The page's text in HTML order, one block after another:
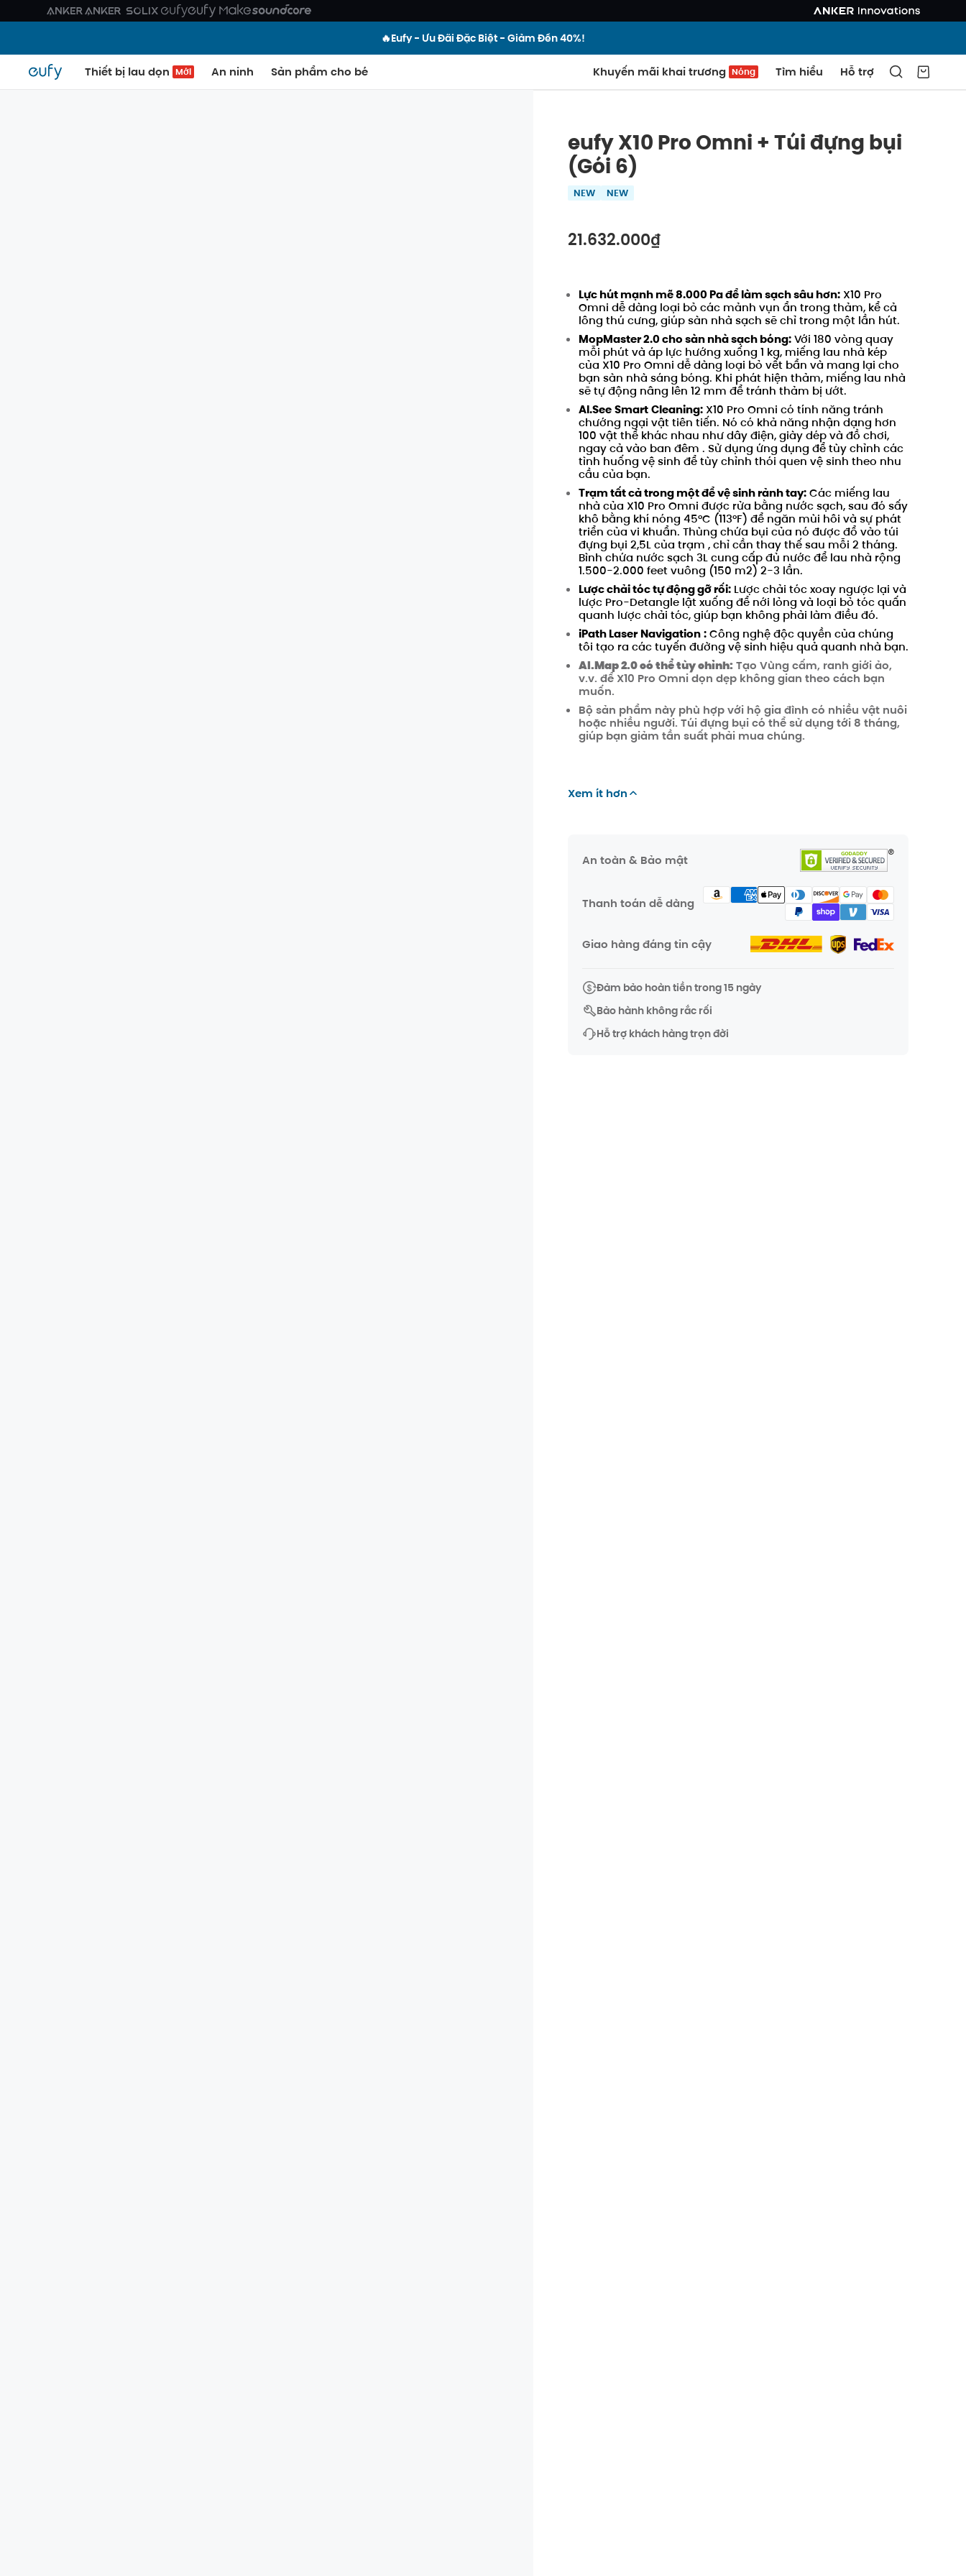
🔥Eufy - Ưu Đãi Đặc Biệt - Giảm Đến 40%!
Thiết bị lau dọn Mới An ninh Sản phẩm cho bé Khuyến mãi khai trương Nóng Tìm hiểu Hỗ trợ
eufy X10 Pro Omni + Túi đựng bụi
(Gói 6)
NEW NEW
21.632.000₫
Tắt
Mã số
SAO CHÉP
Lực hút mạnh mẽ 8.000 Pa để làm sạch sâu hơn: X10 Pro
Omni dễ dàng loại bỏ các mảnh vụn ẩn trong thảm, kể cả
lông thú cưng, giúp sàn nhà sạch sẽ chỉ trong một lần hút.
MopMaster 2.0 cho sàn nhà sạch bóng:Với 180 vòng quay
mỗi phút và áp lực hướng xuống 1 kg, miếng lau nhà kép
của X10 Pro Omni dễ dàng loại bỏ vết bẩn và mang lại cho
bạn sàn nhà sáng bóng. Khi phát hiện thảm, miếng lau nhà
sẽ tự động nâng lên 12 mm để tránh thảm bị ướt.
AI.SeeSmartCleaning: X10 Pro Omni có tính năng tránh
chướng ngại vật tiên tiến. Nó có khả năng nhận dạng hơn
100 vật thể khác nhau như dây điện, giày dép và đồ chơi,
ngay cả vào ban đêm . Sử dụng ứng dụng để tùy chỉnh các
tình huống vệ sinh để tùy chỉnh thói quen vệ sinh theo nhu
cầu của bạn.
Trạm tất cả trong một để vệ sinh rảnh tay:Các miếng lau
nhà của X10 Pro Omni được rửa bằng nước sạch, sau đó sấy
khô bằng khí nóng 45°C (113°F) để ngăn mùi hôi và sự phát
triển của vi khuẩn. Thùng chứa bụi của nó được đổ vào túi
đựng bụi 2,5L của trạm ,chỉ cần thay thế sau mỗi 2 tháng.
Bình chứa nước sạch 3L cung cấp đủ nước để lau nhà rộng
1.500-2.000 feet vuông (150 m2) 2-3 lần.
Lược chải tóc tự động gỡ rối: Lược chải tóc xoay ngược lại và
lược Pro-Detangle lật xuống để nới lỏng và loại bỏ tóc quấn
quanh lược chải tóc, giúp bạn không phải làm điều đó.
iPath Laser Navigation:Công nghệ độc quyền của chúng
tôi tạo ra các tuyến đường vệ sinh hiệu quả quanh nhà bạn.
AI.Map 2.0 có thể tùy chỉnh:Tạo Vùng cấm, ranh giới ảo,
v.v. để X10 Pro Omni dọn dẹp không gian theo cách bạn
muốn.
Bộ sản phẩm này phù hợp với hộ gia đình có nhiều vật nuôi
hoặc nhiều người. Túi đựng bụi có thể sử dụng tới 8 tháng,
giúp bạn giảm tần suất phải mua chúng.
Xem ít hơn
An toàn & Bảo mật
Thanh toán dễ dàng
Giao hàng đáng tin cậy
Đảm bảo hoàn tiền trong 15 ngày
Bảo hành không rắc rối
Hỗ trợ khách hàng trọn đời